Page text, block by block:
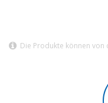
Die Produkte können